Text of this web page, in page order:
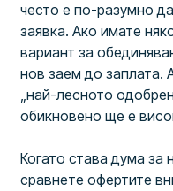
често е по-разумно
заявка. Ако имате
вариант за
нов заем до заплата.
„най-лесното
обикновено ще е
Когато става дума
сравнете офертите